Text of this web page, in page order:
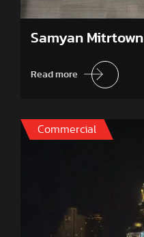
Samyan Mitrtown
Read more
Commercial